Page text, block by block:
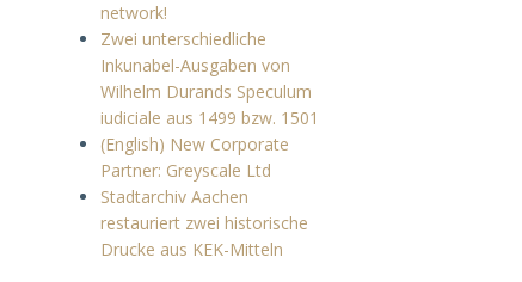
network!
Zwei unterschiedliche
Inkunabel-Ausgaben von
Wilhelm Durands Speculum
iudiciale aus 1499 bzw. 1501
(English) New Corporate
Partner: Greyscale Ltd
Stadtarchiv Aachen
restauriert zwei historische
Drucke aus KEK-Mitteln